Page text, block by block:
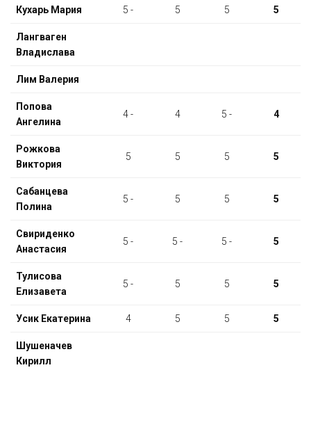
Кухарь Мария 5 - 5 5 5
Лангваген
Владислава
Лим Валерия
Попова
Ангелина
4 - 4 5 - 4
Рожкова
Виктория
5 5 5 5
Сабанцева
Полина
5 - 5 5 5
Свириденко
Анастасия
5 - 5 - 5 - 5
Тулисова
Елизавета
5 - 5 5 5
Усик Екатерина 4 5 5 5
Шушеначев
Кирилл